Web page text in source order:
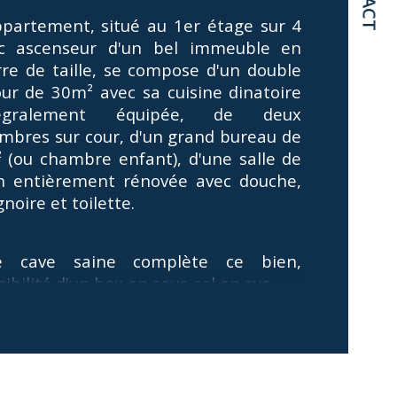
salle de bains
situé au 1er étage sur 4
ascenseur d'un bel immeuble en
de taille, se compose d'un double
de 30m² avec sa cuisine dinatoire
équipée, de deux
sur cour, d'un grand bureau de
(ou chambre enfant), d'une salle de
entièrement rénovée avec douche,
et toilette.
cave saine complète ce bien,
d'un box en sous-sol en sus.